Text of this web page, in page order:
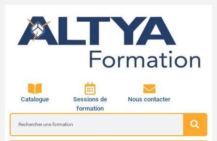
Catalogue
Sessions de
formation
Nous contacter